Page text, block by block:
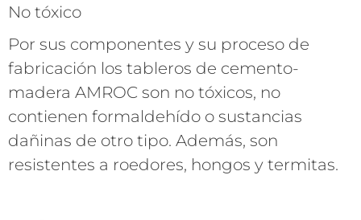
No tóxico
Por sus componentes y su proceso de
fabricación los tableros de cemento-
madera AMROC son no tóxicos, no
contienen formaldehído o sustancias
dañinas de otro tipo. Además, son
resistentes a roedores, hongos y termitas.